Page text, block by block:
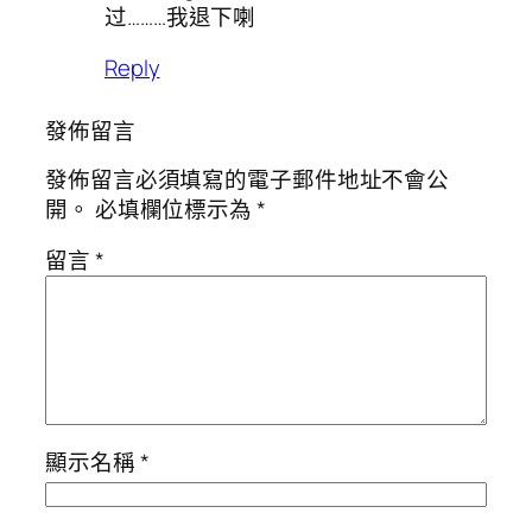
过………我退下喇
Reply
發佈留言
發佈留言必須填寫的電子郵件地址不會公
開。 必填欄位標示為*
留言*
顯示名稱*